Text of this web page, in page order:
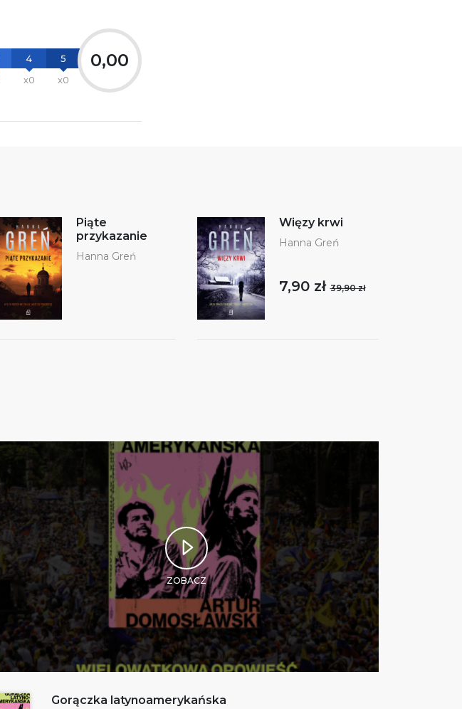
4
x0
5
x0
0,00
Piąte
przykazanie
Hanna Greń
Więzy krwi
Hanna Greń
7,90 zł39,90 zł
ZOBACZ
Gorączka latynoamerykańska